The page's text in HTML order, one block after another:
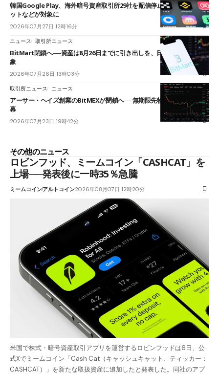
韓国Google Play、海外暗号資産取引所29社を配信停止──OKXやバイビ
ットなどが対象に
2026年07月27日 12時16分
ニュース 取引所ニュース
BitMart閉鎖へ──資産は8月26日までに引き出しを、日本人利用者も対
象
2026年07月26日 13時03分
取引所ニュース ニュース
アーサー・ヘイズ創業のBitMEXが閉鎖へ──無期限先物を生んだ11年に
幕
2026年07月23日 19時42分
その他のニュース
ロビンフッド、ミームコイン「CASHCAT」を
上場──発表後に一時35％急騰
ミームコインアルトコイン2026年08月07日 12時20分
米国で株式・暗号資産取引アプリを運営するロビンフッドは6日、公
式Xでミームコイン「Cash Cat（キャッシュキャット、ティッカー：
CASHCAT）」を新たな取扱資産に追加したと発表した。同社のアプ